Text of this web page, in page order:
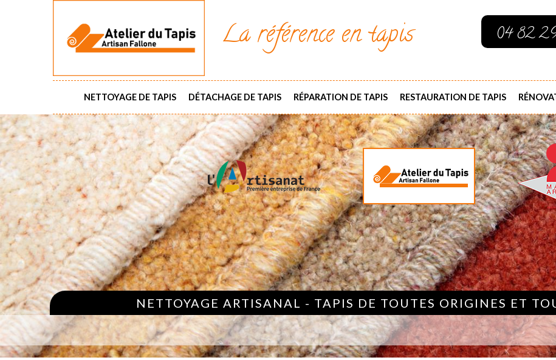
La référence en tapis 04 82
NETTOYAGE DE TAPIS DÉTACHAGE DE TAPIS RÉPARATION DE TAPIS RESTAURATION DE TAPIS
NETTOYAGE ARTISANAL - TAPIS DE TOUTES ORIGINES ET